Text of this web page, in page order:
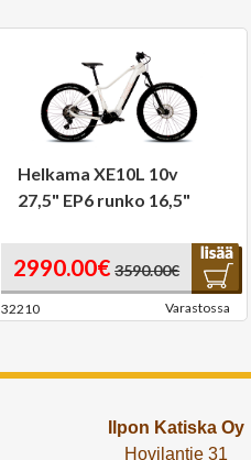
Helkama XE10L 10v
27,5" EP6 runko 16,5"
2990.00€ 3590.00€
32210 Varastossa
Ilpon Katiska Oy
Hovilantie 31